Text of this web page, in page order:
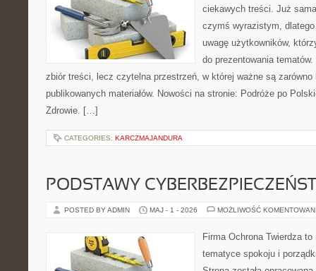
ciekawych treści. Już
czymś wyrazistym,
uwagę użytkowników,
do prezentowania
zbiór treści, lecz czytelna przestrzeń, w której ważne są
publikowanych materiałów. Nowości na stronie: Podróże po
Zdrowie. […]
CATEGORIES: KARCZMAJANDURA
PODSTAWY
POSTED BY ADMIN MAJ - 1 - 2026 MOŻLIWOŚĆ
Firma Ochrona Twierdza
tematyce spokoju i